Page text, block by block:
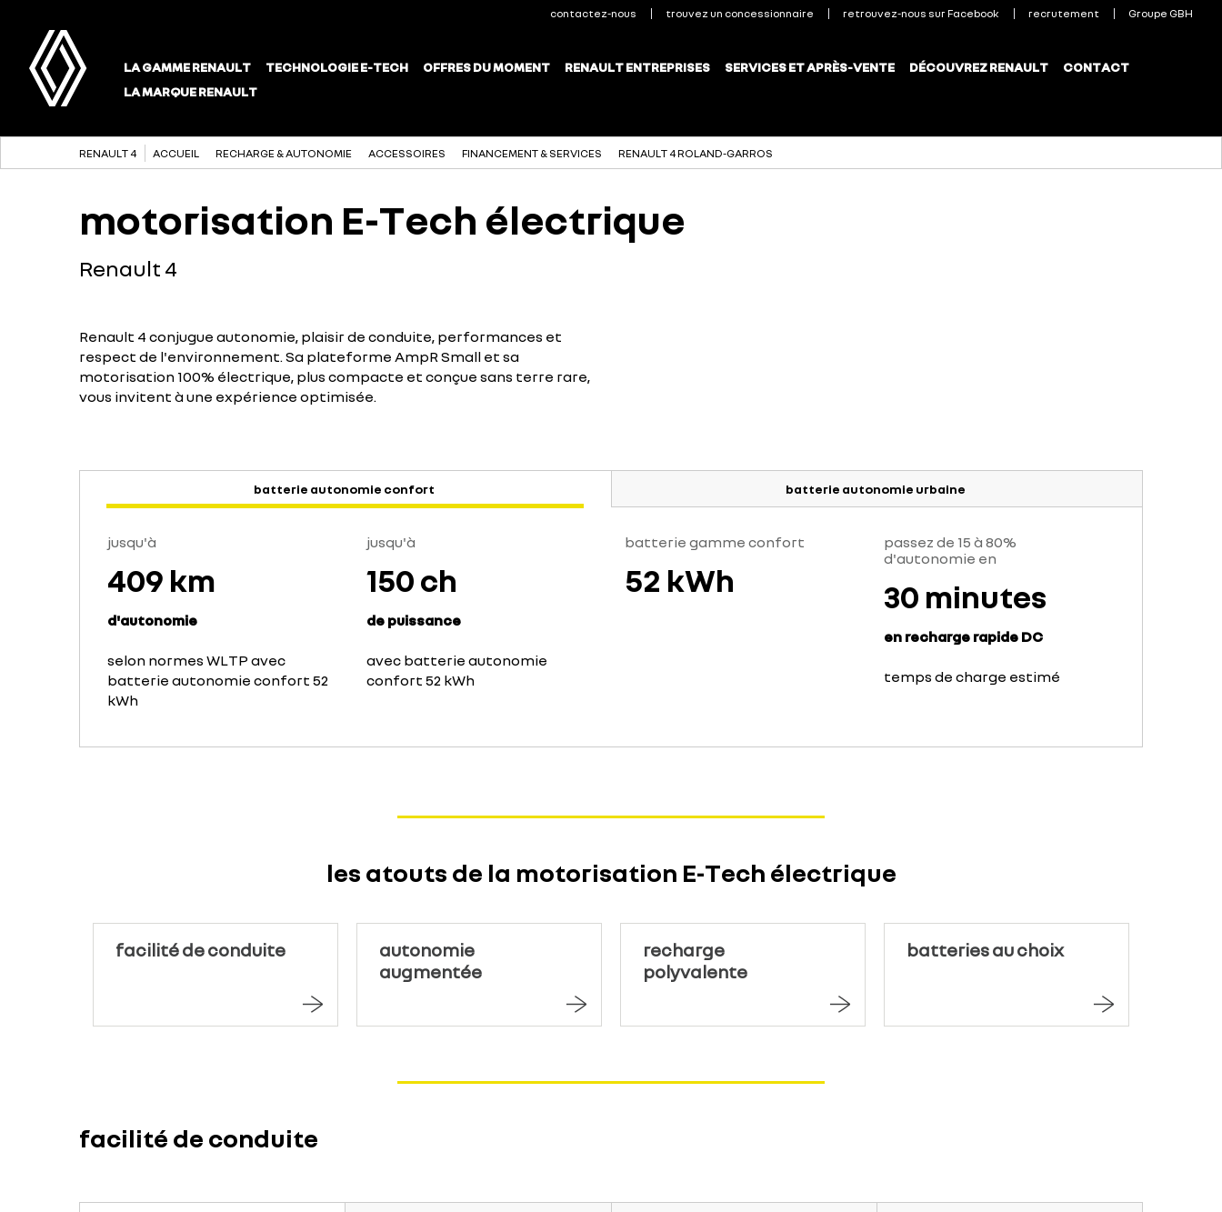
RENAULT 4 ACCUEIL RECHARGE & AUTONOMIE ACCESSOIRES FINANCEMENT & SERVICES RENAULT 4 ROLAND-GARROS
motorisation E-Tech électrique
Renault 4
Renault 4 conjugue autonomie, plaisir de conduite, performances et
respect de l'environnement. Sa plateforme AmpR Small et sa
motorisation 100% électrique, plus compacte et conçue sans terre rare,
vous invitent à une expérience optimisée.
batterie autonomie confort batterie autonomie urbaine
jusqu'à
409 km
d'autonomie
selon normes WLTP avec
batterie autonomie confort 52
kWh
jusqu'à
150 ch
de puissance
avec batterie autonomie
confort 52 kWh
batterie gamme confort
52 kWh
passez de 15 à 80%
d'autonomie en
30 minutes
en recharge rapide DC
temps de charge estimé
les atouts de la motorisation E-Tech électrique
facilité de conduite
autonomie
augmentée
recharge
polyvalente
batteries au choix
facilité de conduite